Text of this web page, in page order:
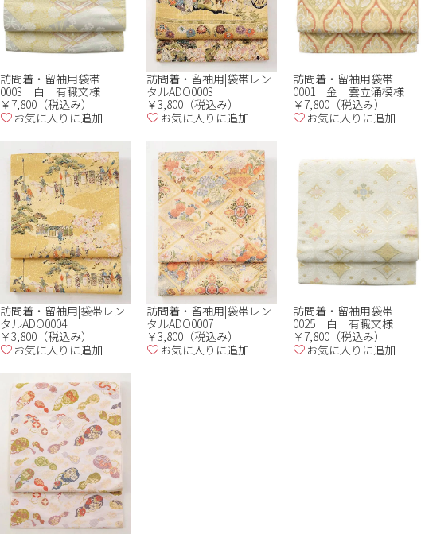
訪問着・留袖用袋帯
0003 白 有職文様
￥7,800（税込み）
お気に入りに追加
訪問着・留袖用|袋帯レン
タルADO0003
￥3,800（税込み）
お気に入りに追加
訪問着・留袖用袋帯
0001 金 雲立涌模様
￥7,800（税込み）
お気に入りに追加
訪問着・留袖用|袋帯レン
タルADO0004
￥3,800（税込み）
お気に入りに追加
訪問着・留袖用|袋帯レン
タルADO0007
￥3,800（税込み）
お気に入りに追加
訪問着・留袖用袋帯
0025 白 有職文様
￥7,800（税込み）
お気に入りに追加